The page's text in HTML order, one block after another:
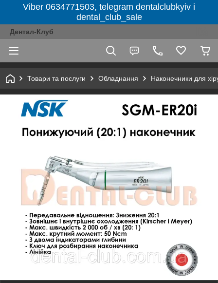
Viber 0634771503, telegram dentalclubkyiv і
dental_club_sale
Дентал-Клуб
Товари та послуги Обладнання Наконечники для